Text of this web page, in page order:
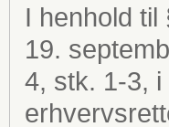
I henhold
19.
4, stk. 1-3,